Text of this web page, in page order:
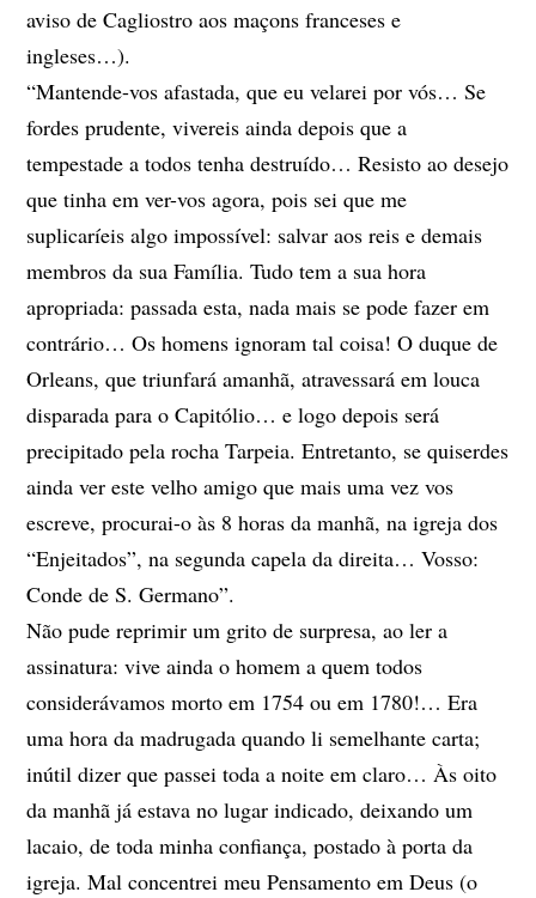
aviso de Cagliostro aos maçons franceses e
ingleses…).
“Mantende-vos afastada, que eu velarei por vós… Se
fordes prudente, vivereis ainda depois que a
tempestade a todos tenha destruído… Resisto ao desejo
que tinha em ver-vos agora, pois sei que me
suplicaríeis algo impossível: salvar aos reis e demais
membros da sua Família. Tudo tem a sua hora
apropriada: passada esta, nada mais se pode fazer em
contrário… Os homens ignoram tal coisa! O duque de
Orleans, que triunfará amanhã, atravessará em louca
disparada para o Capitólio… e logo depois será
precipitado pela rocha Tarpeia. Entretanto, se quiserdes
ainda ver este velho amigo que mais uma vez vos
escreve, procurai-o às 8 horas da manhã, na igreja dos
“Enjeitados”, na segunda capela da direita… Vosso:
Conde de S. Germano”.
Não pude reprimir um grito de surpresa, ao ler a
assinatura: vive ainda o homem a quem todos
considerávamos morto em 1754 ou em 1780!… Era
uma hora da madrugada quando li semelhante carta;
inútil dizer que passei toda a noite em claro… Às oito
da manhã já estava no lugar indicado, deixando um
lacaio, de toda minha confiança, postado à porta da
igreja. Mal concentrei meu Pensamento em Deus (o